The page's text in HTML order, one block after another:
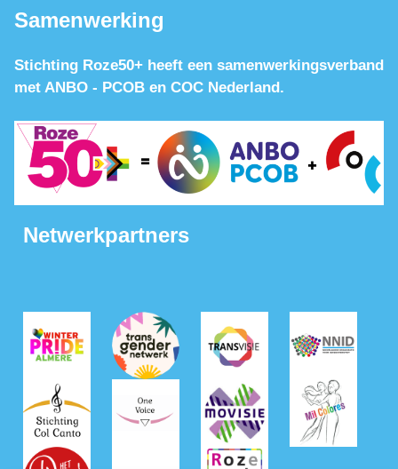
Samenwerking
Stichting Roze50+ heeft een samenwerkingsverband
met ANBO - PCOB en COC Nederland.
Netwerkpartners